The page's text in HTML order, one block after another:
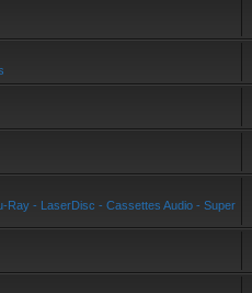
Ray - LaserDisc - Cassettes Audio - Super